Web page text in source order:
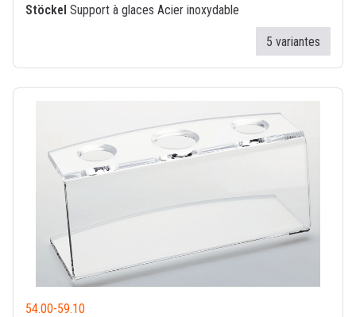
Stöckel Support à glaces Acier inoxydable
5 variantes
54.00-59.10